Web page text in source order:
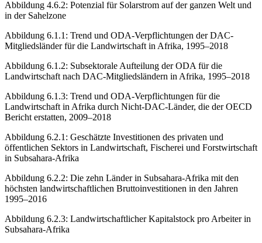
Abbildung 4.6.2: Potenzial für Solarstrom auf der ganzen Welt und
in der Sahelzone
Abbildung 6.1.1: Trend und ODA-Verpflichtungen der DAC-
Mitgliedsländer für die Landwirtschaft in Afrika, 1995–2018
Abbildung 6.1.2: Subsektorale Aufteilung der ODA für die
Landwirtschaft nach DAC-Mitgliedsländern in Afrika, 1995–2018
Abbildung 6.1.3: Trend und ODA-Verpflichtungen für die
Landwirtschaft in Afrika durch Nicht-DAC-Länder, die der OECD
Bericht erstatten, 2009–2018
Abbildung 6.2.1: Geschätzte Investitionen des privaten und
öffentlichen Sektors in Landwirtschaft, Fischerei und Forstwirtschaft
in Subsahara-Afrika
Abbildung 6.2.2: Die zehn Länder in Subsahara-Afrika mit den
höchsten landwirtschaftlichen Bruttoinvestitionen in den Jahren
1995–2016
Abbildung 6.2.3: Landwirtschaftlicher Kapitalstock pro Arbeiter in
Subsahara-Afrika